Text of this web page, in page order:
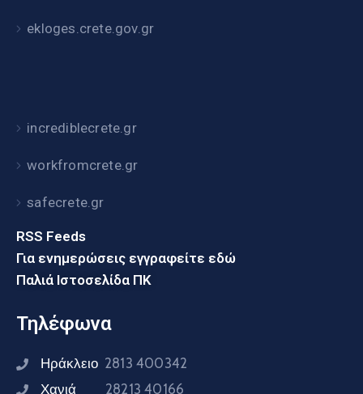
ekloges.crete.gov.gr
incrediblecrete.gr
workfromcrete.gr
safecrete.gr
RSS Feeds
Για ενημερώσεις εγγραφείτε εδώ
Παλιά Ιστοσελίδα ΠΚ
Τηλέφωνα
Ηράκλειο 2813 400342
Χανιά 28213 40166